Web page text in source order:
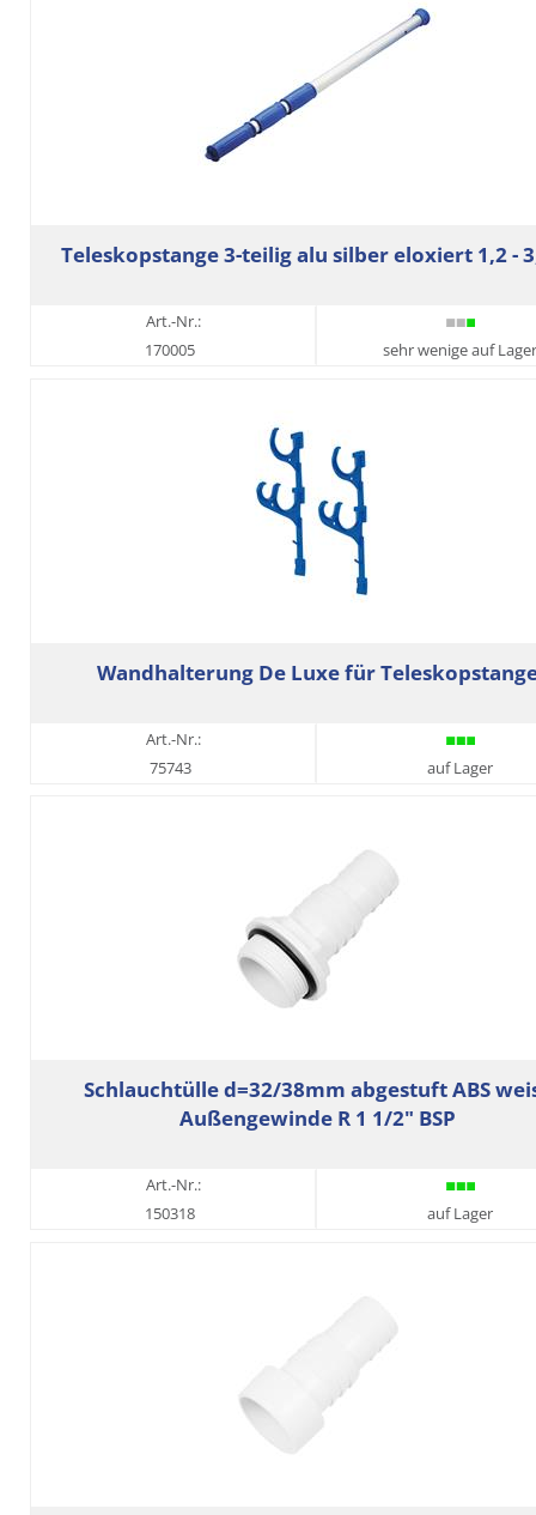
Teleskopstange 3-teilig alu silber eloxiert 1,2 -
Art.-Nr.:
170005
sehr wenige auf Lager
Wandhalterung De Luxe für
Art.-Nr.:
75743
auf Lager
Schlauchtülle d=32/38mm abgestuft ABS
Außengewinde R 1 1/2" BSP
Art.-Nr.:
150318
auf Lager